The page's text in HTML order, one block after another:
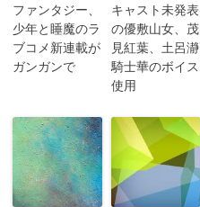
ファンタジー、
少年と睡魔のラ
ブコメ新連載が
ガンガンで
キャスト未発表
の優敷山女、茂
見紅葉、土呂瀞
騎士華のボイス
使用